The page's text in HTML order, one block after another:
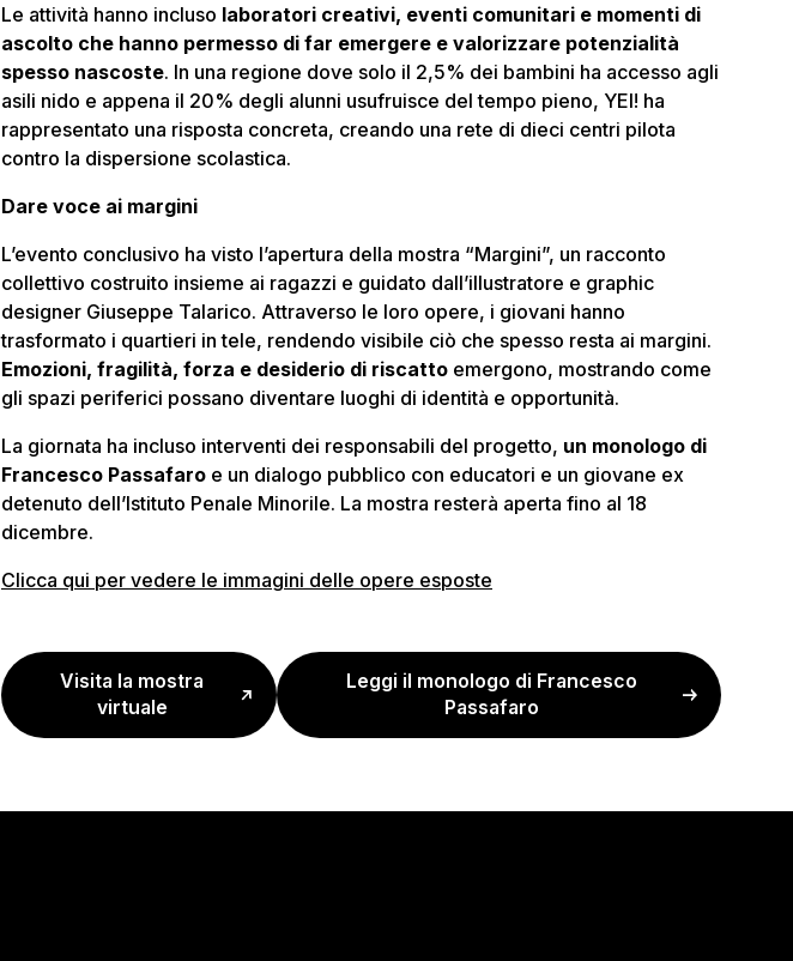
Le attività hanno incluso laboratori creativi, eventi comunitari e momenti di
ascolto che hanno permesso di far emergere e valorizzare potenzialità
spesso nascoste. In una regione dove solo il 2,5% dei bambini ha accesso agli
asili nido e appena il 20% degli alunni usufruisce del tempo pieno, YEI! ha
rappresentato una risposta concreta, creando una rete di dieci centri pilota
contro la dispersione scolastica.
Dare voce ai margini
L’evento conclusivo ha visto l’apertura della mostra “Margini”, un racconto
collettivo costruito insieme ai ragazzi e guidato dall’illustratore e graphic
designer Giuseppe Talarico. Attraverso le loro opere, i giovani hanno
trasformato i quartieri in tele, rendendo visibile ciò che spesso resta ai margini.
Emozioni, fragilità, forza e desiderio di riscatto emergono, mostrando come
gli spazi periferici possano diventare luoghi di identità e opportunità.
La giornata ha incluso interventi dei responsabili del progetto, un monologo di
Francesco Passafaro e un dialogo pubblico con educatori e un giovane ex
detenuto dell’Istituto Penale Minorile. La mostra resterà aperta fino al 18
dicembre.
Clicca qui per vedere le immagini delle opere esposte
Visita la mostra
virtuale
Leggi il monologo di Francesco
Passafaro